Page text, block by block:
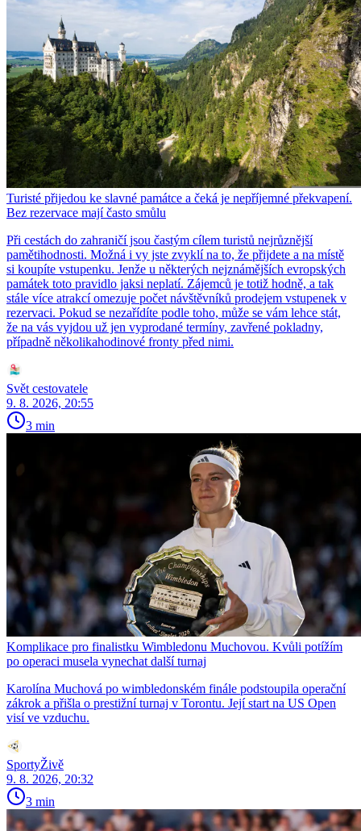
Turisté přijedou ke slavné památce a čeká je nepříjemné překvapení.
Bez rezervace mají často smůlu
Při cestách do zahraničí jsou častým cílem turistů nejrůznější
pamětihodnosti. Možná i vy jste zvyklí na to, že přijdete a na místě
si koupíte vstupenku. Jenže u některých nejznámějších evropských
památek toto pravidlo jaksi neplatí. Zájemců je totiž hodně, a tak
stále více atrakcí omezuje počet návštěvníků prodejem vstupenek v
rezervaci. Pokud se nezařídíte podle toho, může se vám lehce stát,
že na vás vyjdou už jen vyprodané termíny, zavřené pokladny,
případně několikahodinové fronty před nimi.
Svět cestovatele
9. 8. 2026, 20:55
3 min
Komplikace pro finalistku Wimbledonu Muchovou. Kvůli potížím
po operaci musela vynechat další turnaj
Karolína Muchová po wimbledonském finále podstoupila operační
zákrok a přišla o prestižní turnaj v Torontu. Její start na US Open
visí ve vzduchu.
SportyŽivě
9. 8. 2026, 20:32
3 min